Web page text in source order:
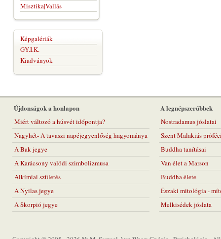
Misztika|Vallás
Képgalériák
GY.I.K.
Kiadványok
Újdonságok a honlapon
Miért változó a húsvét időpontja?
Nagyhét- A tavaszi napéjegyenlőség hagyománya
A Bak jegye
A Karácsony valódi szimbolizmusa
Alkímiai születés
A Nyilas jegye
A Skorpió jegye
A legnépszerűbbek
Nostradamus jóslatai
Szent Malakiás
Buddha tanításai
Van élet a Marson
Buddha élete
Északi mitológia -
Melkisédek jóslata